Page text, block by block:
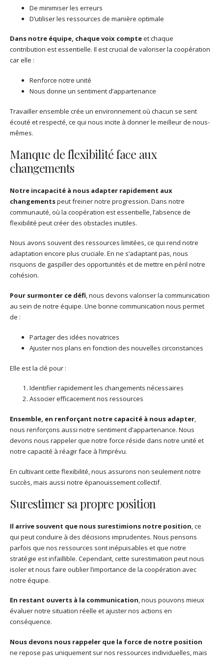
De minimiser les erreurs
D’utiliser les ressources de manière optimale
Dans notre équipe, chaque voix compteet chaque
contribution est essentielle. Il est crucial de valoriser la coopération
car elle :
Renforce notre unité
Nous donne un sentiment d’appartenance
Travailler ensemble crée un environnement où chacun se sent
écouté et respecté, ce qui nous incite à donner le meilleur de nous-
mêmes.
Manque de flexibilité face aux
changements
Notre incapacité à nous adapter rapidement aux
changementspeut freiner notre progression. Dans notre
communauté, où la coopération est essentielle, l’absence de
flexibilité peut créer des obstacles inutiles.
Nous avons souvent des ressources limitées, ce qui rend notre
adaptation encore plus cruciale. En ne s’adaptant pas, nous
risquons de gaspiller des opportunités et de mettre en péril notre
cohésion.
Pour surmonter ce défi, nous devons valoriser la communication
au sein de notre équipe. Une bonne communication nous permet
de :
Partager des idées novatrices
Ajuster nos plans en fonction des nouvelles circonstances
Elle est la clé pour :
Identifier rapidement les changements nécessaires
Associer efficacement nos ressources
Ensemble, en renforçant notre capacité à nous adapter,
nous renforçons aussi notre sentiment d’appartenance. Nous
devons nous rappeler que notre force réside dans notre unité et
notre capacité à réagir face à l’imprévu.
En cultivant cette flexibilité, nous assurons non seulement notre
succès, mais aussi notre épanouissement collectif.
Surestimer sa propre position
Il arrive souvent que nous surestimions notre position , ce
qui peut conduire à des décisions imprudentes. Nous pensons
parfois que nos ressources sont inépuisables et que notre
stratégie est infaillible. Cependant, cette surestimation peut nous
isoler et nous faire oublier l’importance de la coopération avec
notre équipe.
En restant ouverts à la communication, nous pouvons mieux
évaluer notre situation réelle et ajuster nos actions en
conséquence.
Nous devons nous rappeler que la force de notre position
ne repose pas uniquement sur nos ressources individuelles, mais